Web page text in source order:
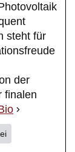
steht für
der
finalen